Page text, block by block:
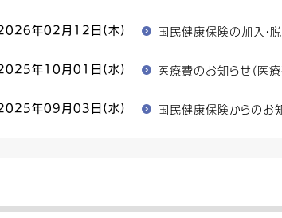
年02月12日(木) 国民健康保険の加入・
年10月01日(水) 医療費のお知らせ（医療
年09月03日(水) 国民健康保険からのお